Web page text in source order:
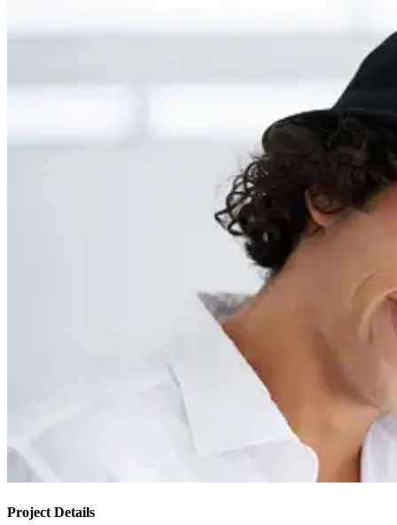
Project Details